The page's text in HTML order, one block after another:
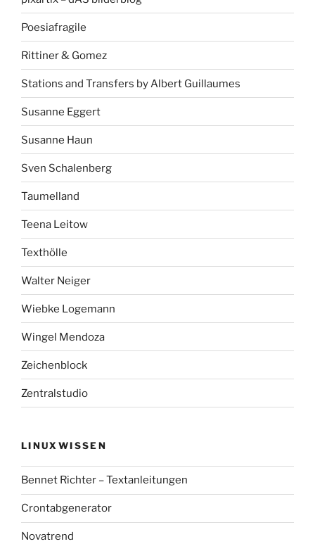
Poesiafragile
Rittiner & Gomez
Stations and Transfers by Albert Guillaumes
Susanne Eggert
Susanne Haun
Sven Schalenberg
Taumelland
Teena Leitow
Texthölle
Walter Neiger
Wiebke Logemann
Wingel Mendoza
Zeichenblock
Zentralstudio
LINUXWISSEN
Bennet Richter – Textanleitungen
Crontabgenerator
Novatrend